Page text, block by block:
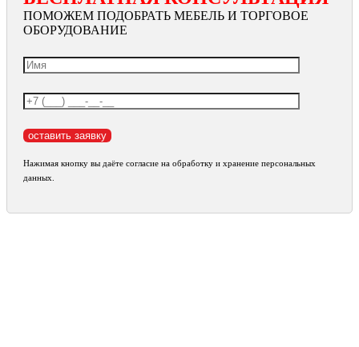
ПОМОЖЕМ ПОДОБРАТЬ МЕБЕЛЬ И ТОРГОВОЕ
ОБОРУДОВАНИЕ
Нажимая кнопку вы даёте согласие на обработку и хранение персональных
данных.